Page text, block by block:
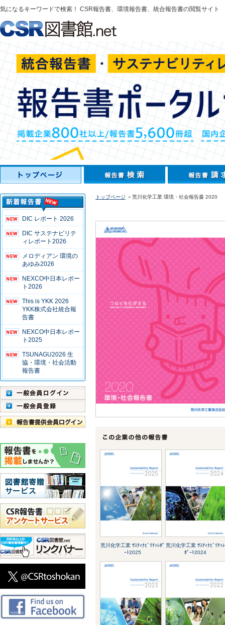
気になるキーワードで検索！ CSR報告書、環境報告書、統合報告書の閲覧サイト
DIC レポート 2026
DIC サステナビリテ
ィレポート2026
メロディアン 環境の
あゆみ2026
NEXCO中日本レポー
ト2026
This is YKK 2026
YKK株式会社統合報
告書
NEXCO中日本レポー
ト2025
TSUNAGU2026 生
協・環境・社会活動
報告書
トップページ ＞荒川化学工業 環境・社会報告書 2020
荒川化学工業 ｻｽﾃｨﾅﾋﾞﾘﾃｨﾚﾎﾟ
ｰﾄ2025
荒川化学工業 ｻｽﾃｨﾅﾋﾞﾘﾃｨﾚ
ﾎﾟｰﾄ2024